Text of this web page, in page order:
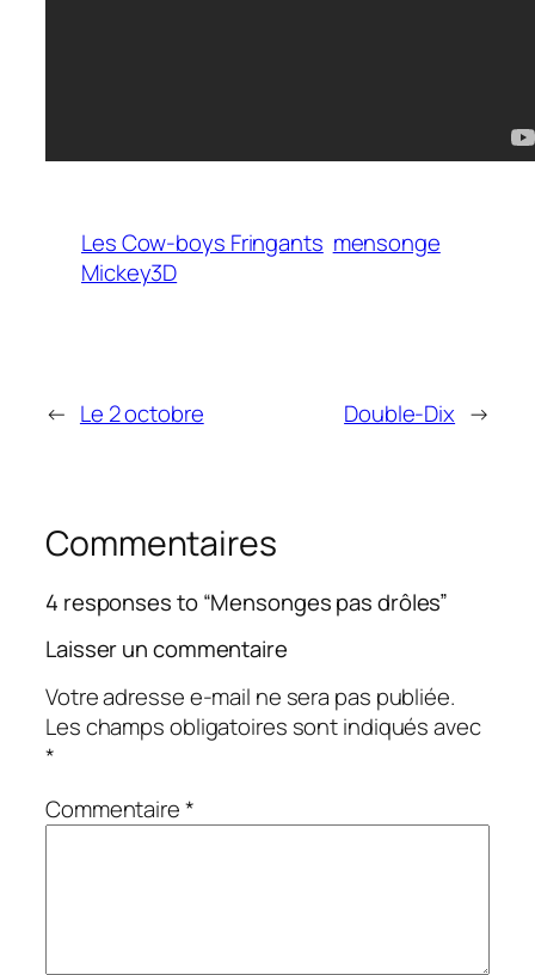
Les Cow-boys Fringants mensonge
Mickey3D
← Le 2 octobre Double-Dix →
Commentaires
4 responses to “Mensonges pas drôles”
Laisser un commentaire
Votre adresse e-mail ne sera pas publiée.
Les champs obligatoires sont indiqués avec
*
Commentaire*